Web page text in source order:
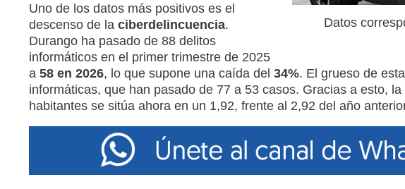
Datos
Uno de los datos más positivos es el
descenso de la ciberdelincuencia.
Durango ha pasado de 88 delitos
informáticos en el primer trimestre de 2025
a 58 en 2026, lo que supone una caída del 34%. El grueso de
informáticas, que han pasado de 77 a 53 casos. Gracias a esto,
habitantes se sitúa ahora en un 1,92, frente al 2,92 del año